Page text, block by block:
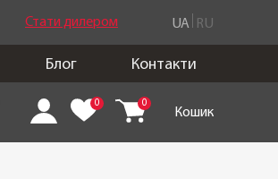
Стати дилером UA RU
Блог Контакти
0 0
Кошик